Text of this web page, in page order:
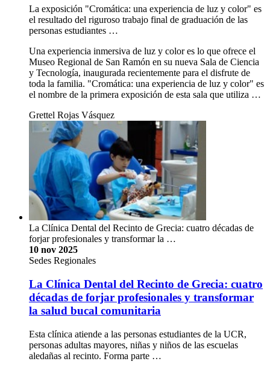
La exposición "Cromática: una experiencia de luz y color" es
el resultado del riguroso trabajo final de graduación de las
personas estudiantes …
Una experiencia inmersiva de luz y color es lo que ofrece el
Museo Regional de San Ramón en su nueva Sala de Ciencia
y Tecnología, inaugurada recientemente para el disfrute de
toda la familia. "Cromática: una experiencia de luz y color" es
el nombre de la primera exposición de esta sala que utiliza …
Grettel Rojas Vásquez
La Clínica Dental del Recinto de Grecia: cuatro décadas de
forjar profesionales y transformar la …
10 nov 2025
Sedes Regionales
La Clínica Dental del Recinto de Grecia: cuatro
décadas de forjar profesionales y transformar
la salud bucal comunitaria
Esta clínica atiende a las personas estudiantes de la UCR,
personas adultas mayores, niñas y niños de las escuelas
aledañas al recinto. Forma parte …